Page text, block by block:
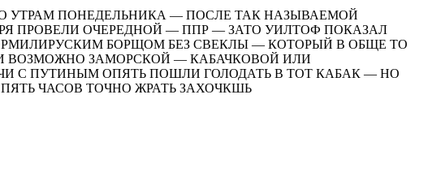
УТРАМ ПОНЕДЕЛЬНИКА — ПОСЛЕ ТАК НАЗЫВАЕМОЙ
ПРОВЕЛИ ОЧЕРЕДНОЙ — ППР — ЗАТО УИЛТОФ ПОКАЗАЛ
БОРЩОМ БЕЗ СВЕКЛЫ — КОТОРЫЙ В ОБЩЕ ТО
ВОЗМОЖНО ЗАМОРСКОЙ — КАБАЧКОВОЙ ИЛИ
С ПУТИНЫМ ОПЯТЬ ПОШЛИ ГОЛОДАТЬ В ТОТ КАБАК — НО
ЧАСОВ ТОЧНО ЖРАТЬ ЗАХОЧКШЬ